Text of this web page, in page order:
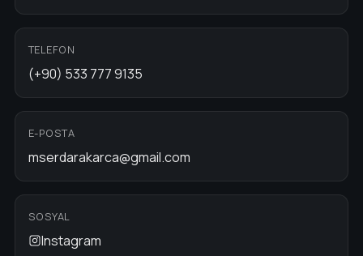
TELEFON
(+90) 533 777 9135
E-POSTA
mserdarakarca@gmail.com
SOSYAL
Instagram